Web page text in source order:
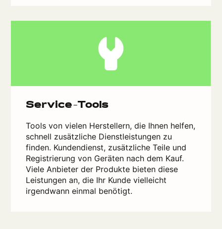
Service-Tools
Tools von vielen Herstellern, die Ihnen helfen,
schnell zusätzliche Dienstleistungen zu
finden. Kundendienst, zusätzliche Teile und
Registrierung von Geräten nach dem Kauf.
Viele Anbieter der Produkte bieten diese
Leistungen an, die Ihr Kunde vielleicht
irgendwann einmal benötigt.